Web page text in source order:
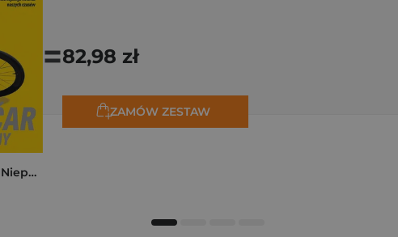
Tadej Pogačar. Niepokonany
=82,98 zł
ZAMÓW ZESTAW